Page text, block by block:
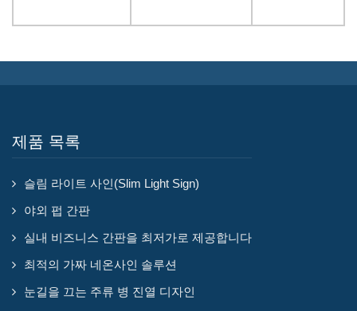
제품 목록
슬림 라이트 사인(Slim Light Sign)
야외 펍 간판
실내 비즈니스 간판을 최저가로 제공합니다
최적의 가짜 네온사인 솔루션
눈길을 끄는 주류 병 진열 디자인